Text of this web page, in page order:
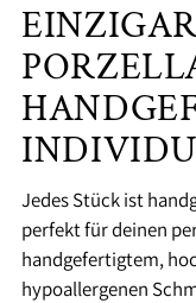
Jedes Stück ist
perfekt für deinen
handgefertigtem,
hypoallergenen